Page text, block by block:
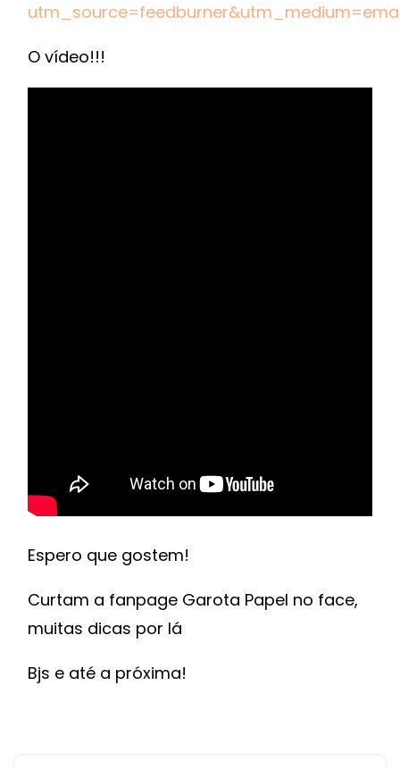
O vídeo!!!
Espero que gostem!
Curtam a fanpage Garota Papel no face,
muitas dicas por lá
Bjs e até a próxima!